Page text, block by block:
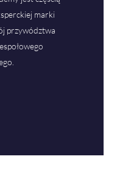
marki
przywództwa